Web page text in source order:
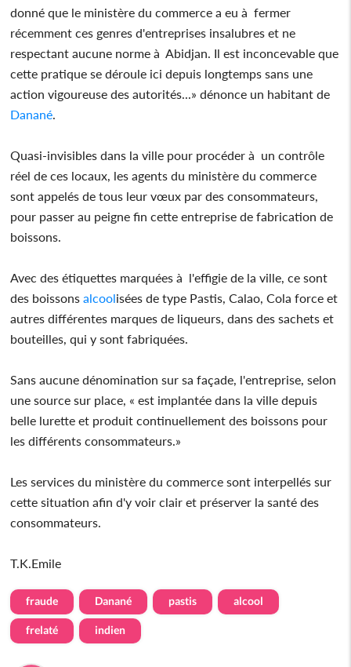
donné que le ministère du commerce a eu à fermer
récemment ces genres d'entreprises insalubres et ne
respectant aucune norme à Abidjan. Il est inconcevable que
cette pratique se déroule ici depuis longtemps sans une
action vigoureuse des autorités...» dénonce un habitant de
Danané.
Quasi-invisibles dans la ville pour procéder à un contrôle
réel de ces locaux, les agents du ministère du commerce
sont appelés de tous leur vœux par des consommateurs,
pour passer au peigne fin cette entreprise de fabrication de
boissons.
Avec des étiquettes marquées à l'effigie de la ville, ce sont
des boissonsalcoolisées de type Pastis, Calao, Cola force et
autres différentes marques de liqueurs, dans des sachets et
bouteilles, qui y sont fabriquées.
Sans aucune dénomination sur sa façade, l'entreprise, selon
une source sur place, « est implantée dans la ville depuis
belle lurette et produit continuellement des boissons pour
les différents consommateurs.»
Les services du ministère du commerce sont interpellés sur
cette situation afin d'y voir clair et préserver la santé des
consommateurs.
T.K.Emile
fraude Danané pastis alcool
frelaté indien